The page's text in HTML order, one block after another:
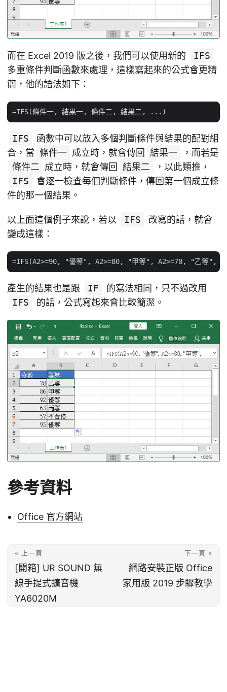
而在 Excel 2019 版之後，我們可以使用新的
IFS
多重條件判斷函數來處理，這樣寫起來的公式會更精
簡，他的語法如下：
IFS
函數中可以放入多個判斷條件與結果的配對組
合，當 條件一 成立時，就會傳回 結果一
，而若是
條件二 成立時，就會傳回 結果二
，以此類推，
IFS
會逐一檢查每個判斷條件，傳回第一個成立條
件的那一個結果。
以上面這個例子來說，若以 IFS
改寫的話，就會
變成這樣：
產生的結果也是跟 IF
的寫法相同，只不過改用
IFS
的話，公式寫起來會比較簡潔。
參考資料
Office 官方網站
« 上一頁
[開箱] UR SOUND 無
線手提式擴音機
YA6020M
下一頁 »
網路安裝正版 Office
家用版 2019 步驟教學